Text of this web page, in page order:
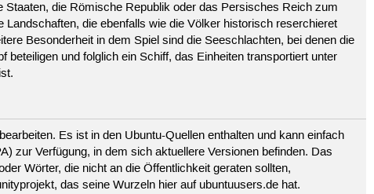
die Römische Republik oder das Persisches Reich zum
die ebenfalls wie die Völker historisch reserchieret
Besonderheit in dem Spiel sind die Seeschlachten, bei denen die
und folglich ein Schiff, das Einheiten transportiert unter
Es ist in den Ubuntu-Quellen enthalten und kann einfach
zur Verfügung, in dem sich aktuellere Versionen befinden. Das
Wörter, die nicht an die Öffentlichkeit geraten sollten,
das seine Wurzeln hier auf ubuntuusers.de hat.